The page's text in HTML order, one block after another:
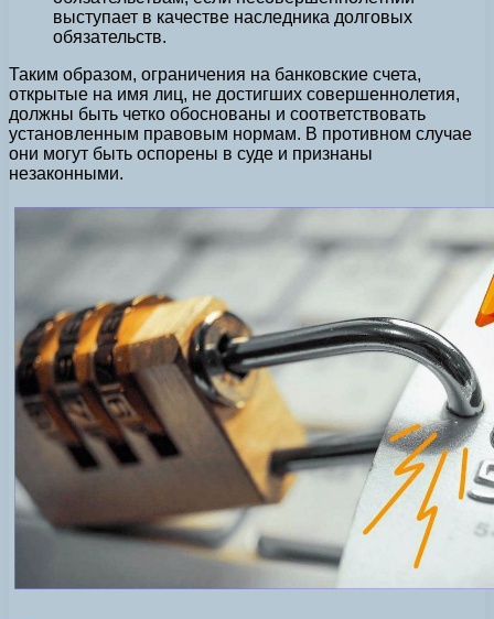
выступает в качестве наследника долговых
обязательств.
Таким образом, ограничения на банковские счета,
открытые на имя лиц, не достигших совершеннолетия,
должны быть четко обоснованы и соответствовать
установленным правовым нормам. В противном случае
они могут быть оспорены в суде и признаны
незаконными.